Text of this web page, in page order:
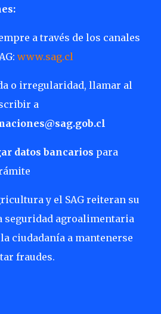
a través de los canales
www.sag.cl
o irregularidad, llamar al
a
datos bancarios para
y el SAG reiteran su
seguridad agroalimentaria
ciudadanía a mantenerse
fraudes.